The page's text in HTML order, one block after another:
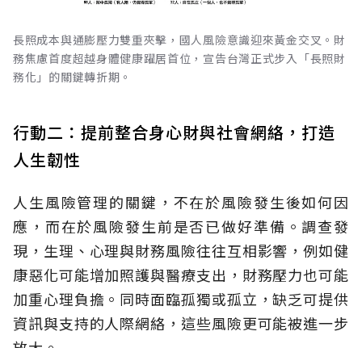
長照成本與通膨壓力雙重夾擊，國人風險意識迎來黃金交叉。財
務焦慮首度超越身體健康躍居首位，宣告台灣正式步入「長照財
務化」的關鍵轉折期。
行動二：提前整合身心財與社會網絡，打造
人生韌性
人生風險管理的關鍵，不在於風險發生後如何因
應，而在於風險發生前是否已做好準備。調查發
現，生理、心理與財務風險往往互相影響，例如健
康惡化可能增加照護與醫療支出，財務壓力也可能
加重心理負擔。同時面臨孤獨或孤立，缺乏可提供
資訊與支持的人際網絡，這些風險更可能被進一步